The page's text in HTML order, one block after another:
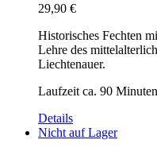
29,90 €
Historisches Fechten
Lehre des
Liechtenauer.
Laufzeit ca. 90 Minuten
Details
Nicht auf Lager